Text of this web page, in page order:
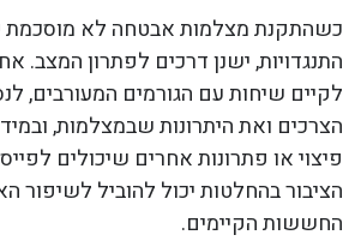
כשהתקנת מצלמות אבטחה לא מוסכמת
התנגדויות, ישנן דרכים לפתרון המצב.
לקיים שיחות עם הגורמים המעורבים,
הצרכים ואת היתרונות שבמצלמות,
פיצוי או פתרונות אחרים שיכולים
הציבור בהחלטות יכול להוביל לשיפור
החששות הקיימים.